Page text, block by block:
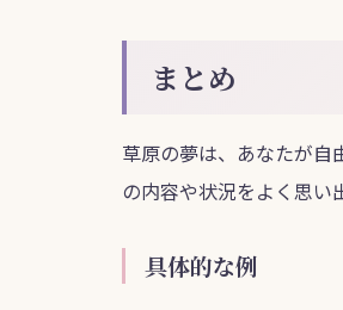
まとめ
草原の夢は、あなたが自
の内容や状況をよく思い
具体的な例